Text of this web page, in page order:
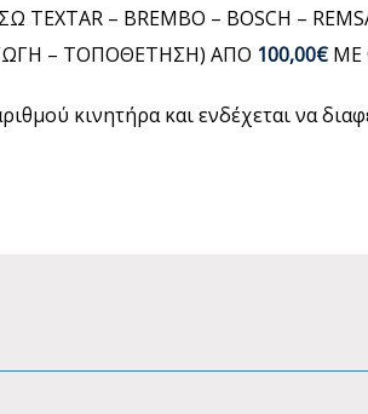
TEXTAR – BREMBO – BOSCH –
– ΤΟΠΟΘΕΤΗΣΗ) ΑΠΟ 100,00€ ΜΕ
κινητήρα και ενδέχεται να